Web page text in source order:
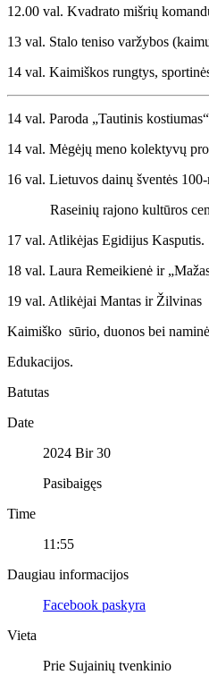
12.00 val. Kvadrato mišrių
13 val. Stalo teniso varžybos
14 val. Kaimiškos rungtys,
14 val. Paroda „Tautinis
14 val. Mėgėjų meno kolektyvų
16 val. Lietuvos dainų šventės
Raseinių rajono kultūros
17 val. Atlikėjas Egidijus Kasputis.
18 val. Laura Remeikienė ir
19 val. Atlikėjai Mantas ir Žilvinas
Kaimiško sūrio, duonos bei
Edukacijos.
Batutas
Date
2024 Bir 30
Pasibaigęs
Time
11:55
Daugiau informacijos
Facebook paskyra
Vieta
Prie Sujainių tvenkinio